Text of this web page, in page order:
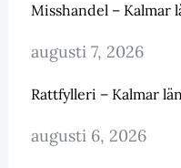
Misshandel – Kalmar
augusti 7, 2026
Rattfylleri – Kalmar
augusti 6, 2026